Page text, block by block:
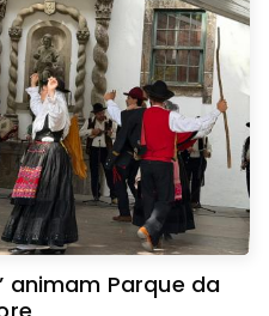
animam Parque da